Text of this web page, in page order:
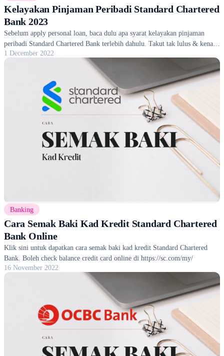
Kelayakan Pinjaman Peribadi Standard Chartered
Bank 2023
Sebelum apply personal loan, baca dulu apa syarat kelayakan pinjaman
peribadi Standard Chartered Bank terlebih dahulu. Takut tak lulus & kena
reject nanti.
1 December 2022
Banking
Cara Semak Baki Kad Kredit Standard Chartered
Bank Online
Klik sini untuk dapatkan cara semak baki kad kredit Standard Chartered
Bank. Boleh check balance credit card online di https://sc.com/my/
16 November 2022